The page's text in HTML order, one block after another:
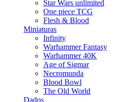
Star Wars unlimited
One piece TCG
Flesh & Blood
Miniaturas
Infinity
Warhammer Fantasy
Warhammer 40K
Age of Sigmar
Necromunda
Blood Bowl
The Old World
Dados